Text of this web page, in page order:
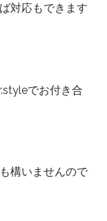
対応もできます
でお付き合
構いませんので